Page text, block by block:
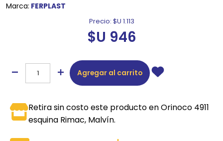
Marca: FERPLAST
Precio: $U 1.113
$U 946
Agregar al carrito
Retira sin costo este producto en Orinoco 4911
esquina Rimac, Malvín.